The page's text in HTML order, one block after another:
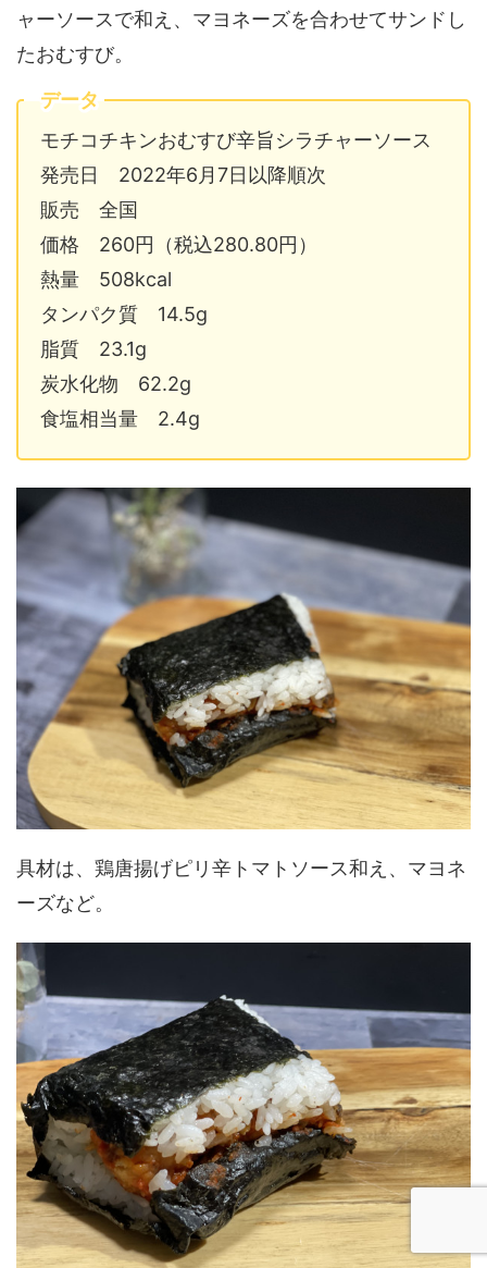
ャーソースで和え、マヨネーズを合わせてサンドし
たおむすび。
データ
モチコチキンおむすび辛旨シラチャーソース
発売日 2022年6月7日以降順次
販売 全国
価格 260円（税込280.80円）
熱量 508kcal
タンパク質 14.5g
脂質 23.1g
炭水化物 62.2g
食塩相当量 2.4g
具材は、鶏唐揚げピリ辛トマトソース和え、マヨネ
ーズなど。